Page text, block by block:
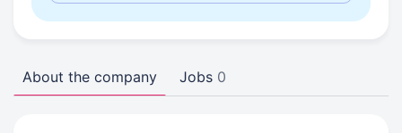
About the company Jobs 0